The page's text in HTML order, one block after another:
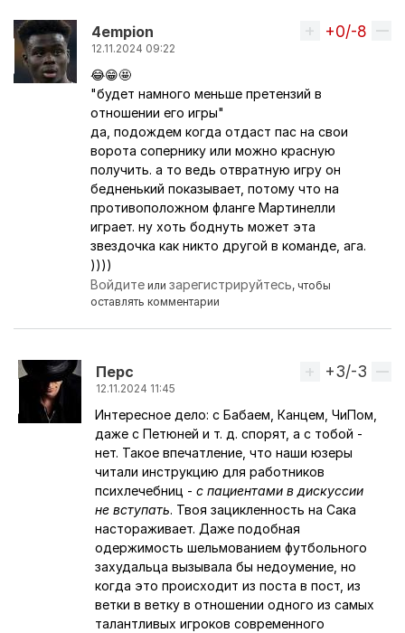
4empion
12.11.2024 09:22
Вверх
+0/-8
😂😁🤩
"будет намного меньше претензий в
отношении его игры"
да, подождем когда отдаст пас на свои
ворота сопернику или можно красную
получить. а то ведь отвратную игру он
бедненький показывает, потому что на
противоположном фланге Мартинелли
играет. ну хоть боднуть может эта
звездочка как никто другой в команде, ага.
))))
Войдите илизарегистрируйтесь, чтобы
оставлять комментарии
Перс
12.11.2024 11:45
Ответ на комментарий пользователя 4empion
Вверх
+3/-3
Интересное дело: с Бабаем, Канцем, ЧиПом,
даже с Петюней и т. д. спорят, а с тобой -
нет. Такое впечатление, что наши юзеры
читали инструкцию для работников
психлечебниц -с пациентами в дискуссии
не вступать. Твоя зацикленность на Сака
настораживает. Даже подобная
одержимость шельмованием футбольного
захудальца вызывала бы недоумение, но
когда это происходит из поста в пост, из
ветки в ветку в отношении одного из самых
талантливых игроков современного